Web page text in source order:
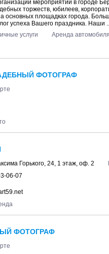
мероприятий в городе
торжеств, юбилеев,
основных площадках города.
успеха Вашего праздника. Наши
услуги
Аренда
ФОТОГРАФ
Горького, 24, 1 этаж, оф. 2
06-07
ФОТОГРАФ